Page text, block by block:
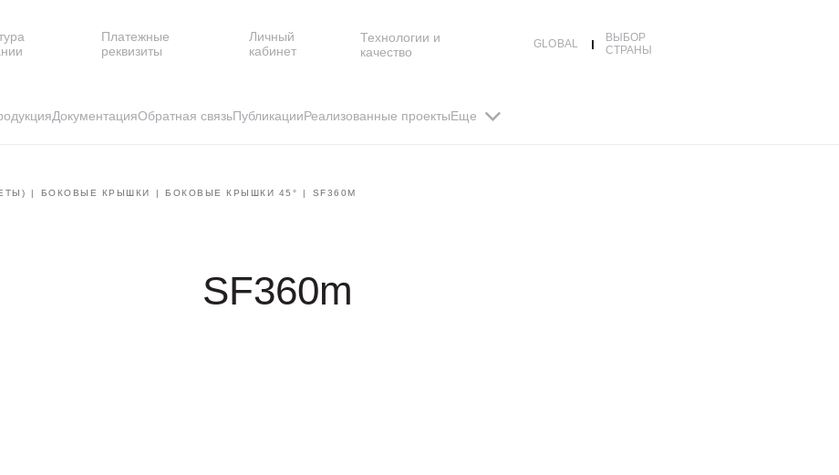
Платежные
реквизиты
Личный
кабинет
Технологии и
качество
GLOBAL
ВЫБОР
СТРАНЫ
ДокументацияОбратная связьПубликацииРеализованные проектыЕще
БОКОВЫЕ КРЫШКИ БОКОВЫЕ КРЫШКИ 45° SF360M
SF360m